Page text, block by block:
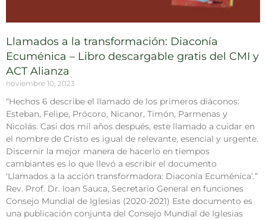
Llamados a la transformación: Diaconía
Ecuménica – Libro descargable gratis del CMI y
ACT Alianza
noviembre 10, 2023
“Hechos 6 describe el llamado de los primeros diáconos:
Esteban, Felipe, Prócoro, Nicanor, Timón, Parmenas y
Nicolás. Casi dos mil años después, este llamado a cuidar en
el nombre de Cristo es igual de relevante, esencial y urgente.
Discernir la mejor manera de hacerlo en tiempos
cambiantes es lo que llevó a escribir el documento
‘Llamados a la acción transformadora: Diaconía Ecuménica’.”
Rev. Prof. Dr. Ioan Sauca, Secretario General en funciones
Consejo Mundial de Iglesias (2020-2021) Este documento es
una publicación conjunta del Consejo Mundial de Iglesias